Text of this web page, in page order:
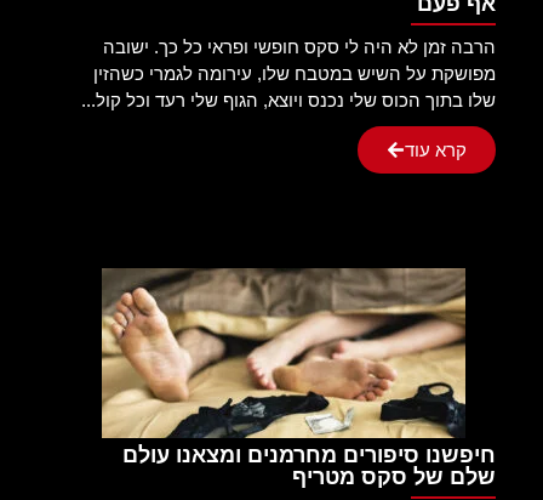
הרבה זמן לא היה לי סקס חופשי ופראי כל כך. ישובה
מפושקת על השיש במטבח שלו, עירומה לגמרי כשהזין
שלו בתוך הכוס שלי נכנס ויוצא, הגוף שלי רעד וכל קול...
קרא עוד
חיפשנו סיפורים מחרמנים ומצאנו עולם
שלם של סקס מטריף